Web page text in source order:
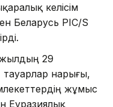
келісім
Беларусь PIC/S
жылдың 29
нарығы,
жұмыс
Еуразиялық